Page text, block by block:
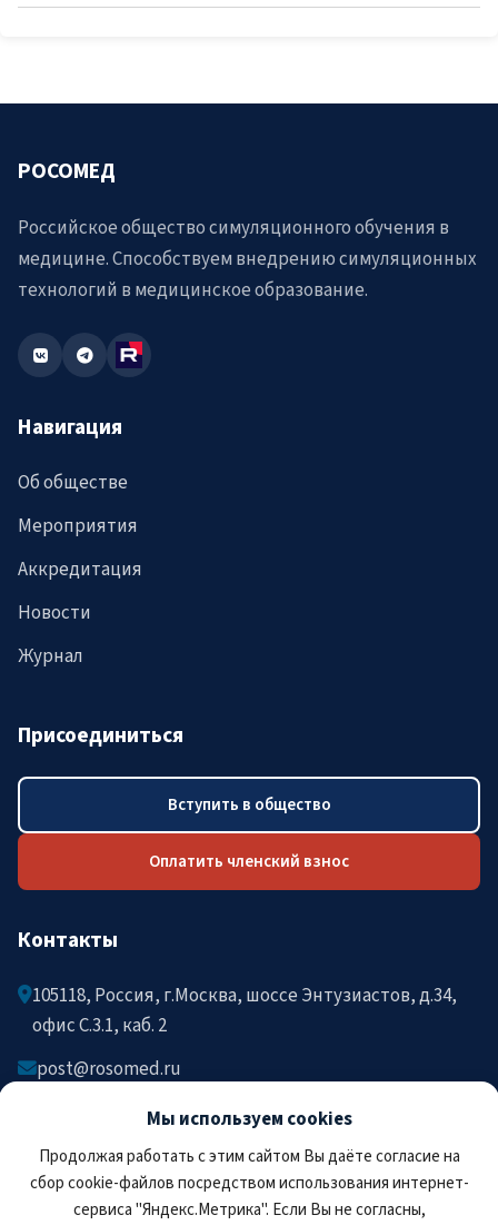
Мы используем cookies
Продолжая работать с этим сайтом Вы даёте согласие на
сбор cookie-файлов посредством использования интернет-
сервиса "Яндекс.Метрика". Если Вы не согласны,
РОСОМЕД
Российское общество симуляционного обучения в
медицине. Способствуем внедрению симуляционных
технологий в медицинское образование.
Навигация
Об обществе
Мероприятия
Аккредитация
Новости
Журнал
Присоединиться
Вступить в общество
Оплатить членский взнос
Контакты
105118, Россия, г.Москва, шоссе Энтузиастов, д.34,
офис C.3.1, каб. 2
post@rosomed.ru
+7-903-729-09-87
+7-910-880-36-92